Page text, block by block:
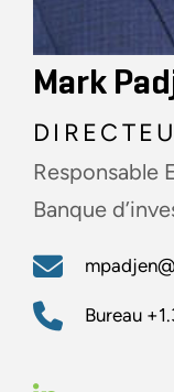
Mark
Responsable
Banque
Bureau